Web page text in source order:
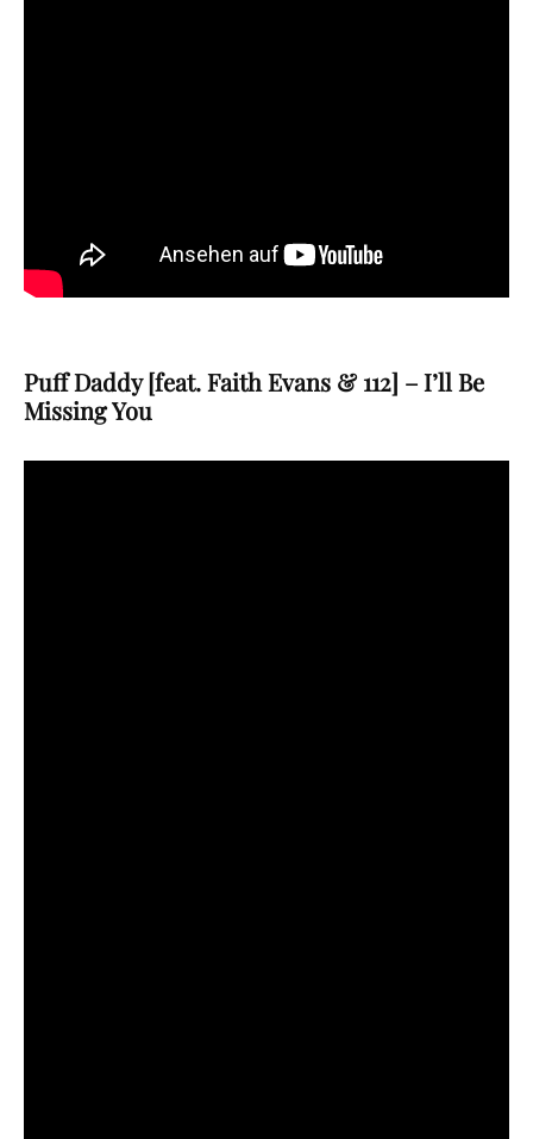
Puff Daddy [feat. Faith Evans & 112] – I’ll Be
Missing You